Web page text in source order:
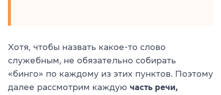
Хотя, чтобы назвать какое-то слово
служебным, не обязательно собирать
«бинго» по каждому из этих пунктов. Поэтому
далее рассмотрим каждую часть речи,